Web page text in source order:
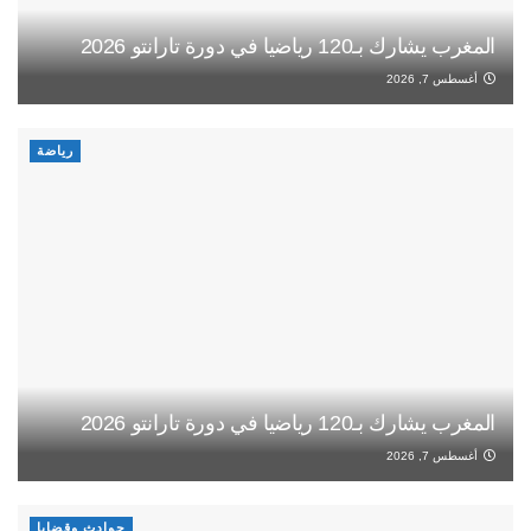
المغرب يشارك بـ120 رياضيا في دورة تارانتو 2026
أغسطس 7, 2026
رياضة
المغرب يشارك بـ120 رياضيا في دورة تارانتو 2026
أغسطس 7, 2026
حوادث وقضايا